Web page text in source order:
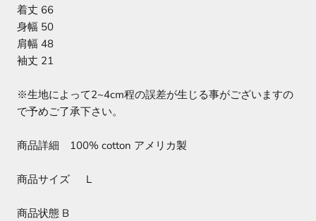
着丈 66
身幅 50
肩幅 48
袖丈 21
※生地によって2~4cm程の誤差が生じる事がございますの
で予めご了承下さい。
商品詳細 100% cotton アメリカ製
商品サイズ L
商品状態 B